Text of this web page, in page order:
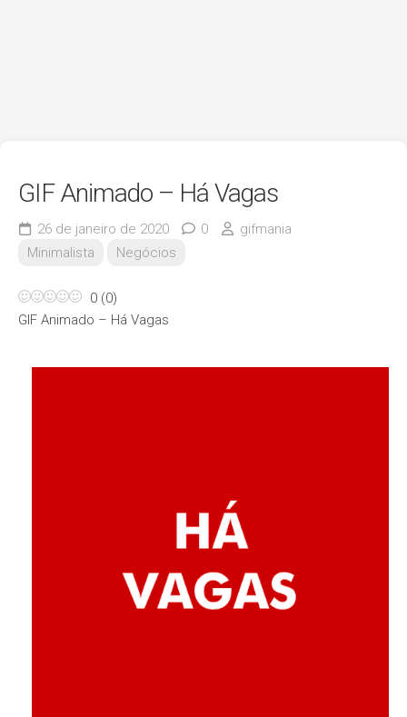
GIF Animado – Há Vagas
26 de janeiro de 2020 0
gifmania
Minimalista
Negócios
0 (0)
GIF Animado – Há Vagas